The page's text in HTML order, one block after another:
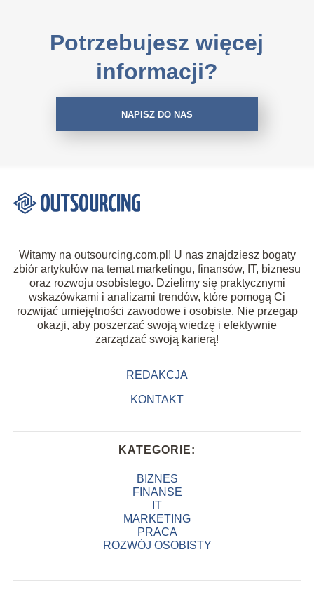
Potrzebujesz więcej
informacji?
NAPISZ DO NAS
Witamy na outsourcing.com.pl! U nas znajdziesz bogaty
zbiór artykułów na temat marketingu, finansów, IT, biznesu
oraz rozwoju osobistego. Dzielimy się praktycznymi
wskazówkami i analizami trendów, które pomogą Ci
rozwijać umiejętności zawodowe i osobiste. Nie przegap
okazji, aby poszerzać swoją wiedzę i efektywnie
zarządzać swoją karierą!
REDAKCJA
KONTAKT
KATEGORIE:
BIZNES
FINANSE
IT
MARKETING
PRACA
ROZWÓJ OSOBISTY